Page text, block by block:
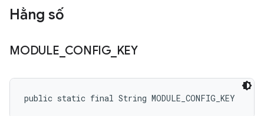
Hằng số
MODULE CONFIG_ KEY
public static final String MODULE_CONFIG_KEY